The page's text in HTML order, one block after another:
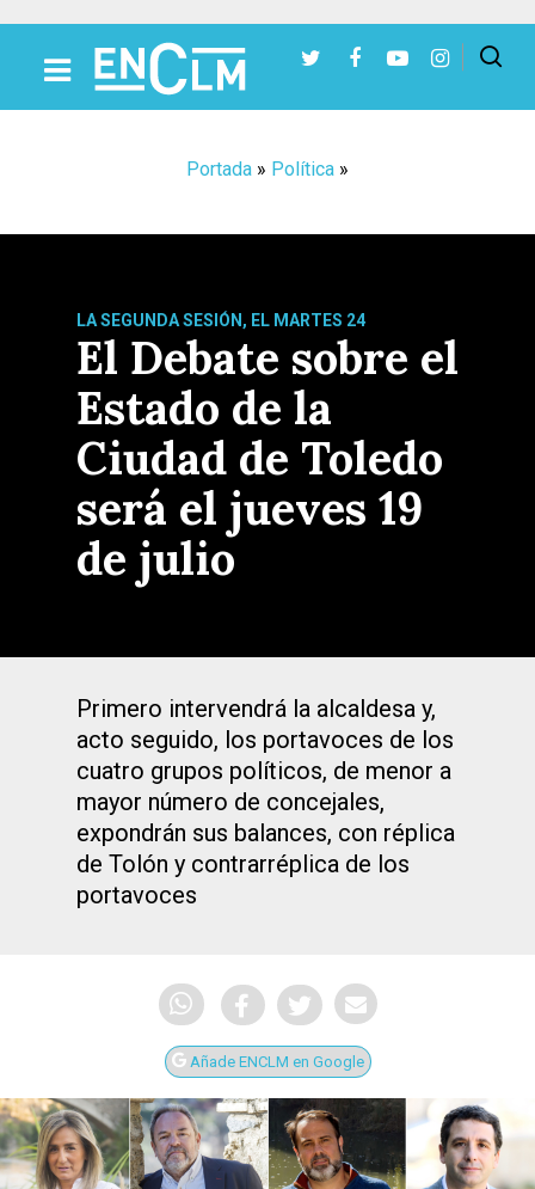
Portada » Política »
LA SEGUNDA SESIÓN, EL MARTES 24
El Debate sobre el
Estado de la
Ciudad de Toledo
será el jueves 19
de julio
Primero intervendrá la alcaldesa y,
acto seguido, los portavoces de los
cuatro grupos políticos, de menor a
mayor número de concejales,
expondrán sus balances, con réplica
de Tolón y contrarréplica de los
portavoces
Añade ENCLM en Google